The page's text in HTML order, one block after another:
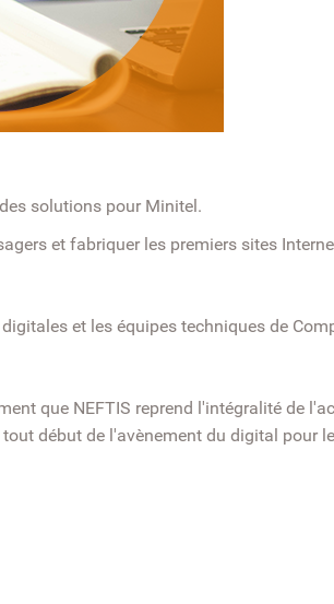
solutions pour Minitel.
et fabriquer les premiers sites
et les équipes techniques de
que NEFTIS reprend l'intégralité de
début de l'avènement du digital pour